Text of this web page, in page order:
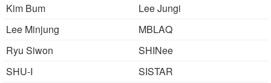
Kim Bum
Lee Jungi
Lee Minjung
MBLAQ
Ryu Siwon
SHINee
SHU-I
SISTAR